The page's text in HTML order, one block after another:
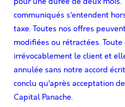
communiqués s’entendent
taxe. Toutes nos offres
modiﬁées ou rétractées.
irrévocablement le client et
annulée sans notre accord
conclu qu’après acceptation
Capital Panache.